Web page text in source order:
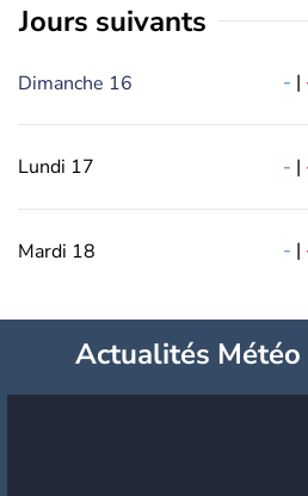
jours suivants
Dimanche 16 - |
Lundi 17 - |
Mardi 18 - |
Actualités